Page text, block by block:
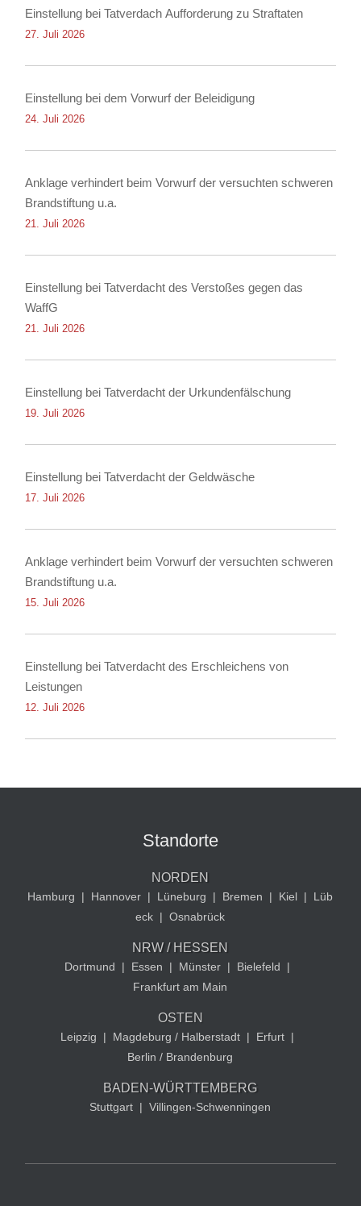
Einstellung bei Tatverdach Aufforderung zu Straftaten
27. Juli 2026
Einstellung bei dem Vorwurf der Beleidigung
24. Juli 2026
Anklage verhindert beim Vorwurf der versuchten schweren
Brandstiftung u.a.
21. Juli 2026
Einstellung bei Tatverdacht des Verstoßes gegen das
WaffG
21. Juli 2026
Einstellung bei Tatverdacht der Urkundenfälschung
19. Juli 2026
Einstellung bei Tatverdacht der Geldwäsche
17. Juli 2026
Anklage verhindert beim Vorwurf der versuchten schweren
Brandstiftung u.a.
15. Juli 2026
Einstellung bei Tatverdacht des Erschleichens von
Leistungen
12. Juli 2026
Standorte
NORDEN
Hamburg | Hannover | Lüneburg | Bremen | Kiel |
Lüb
eck | Osnabrück
NRW / HESSEN
Dortmund | Essen | Münster | Bielefeld
|
Frankfurt am Main
OSTEN
Leipzig | Magdeburg / Halberstadt | Erfurt |
Berlin / Brandenburg
BADEN-WÜRTTEMBERG
Stuttgart | Villingen-Schwenningen